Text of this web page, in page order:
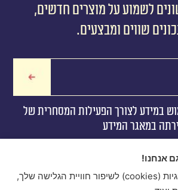
לשמוע על מוצרים חדשים,
שווים ומבצעים.
במידע לצורך הפעילות המסחרית של
במאגר המידע
אנחנו!
אנחנו משתמשים בעוגיות (cookies) לשיפור חוויית הגלישה שלך,